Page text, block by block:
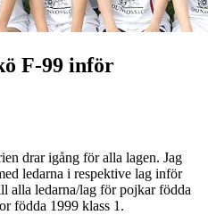
F-99 inför
drar igång för alla lagen. Jag
ledarna i respektive lag inför
alla ledarna/lag för pojkar födda
födda 1999 klass 1.